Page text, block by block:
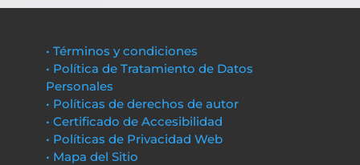
• Términos y condiciones
• Política de Tratamiento de Datos
Personales
• Políticas de derechos de autor
• Certificado de Accesibilidad
• Políticas de Privacidad Web
• Mapa del Sitio